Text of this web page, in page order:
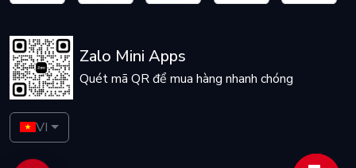
Zalo Mini Apps
Quét mã QR để mua hàng nhanh chóng
VI